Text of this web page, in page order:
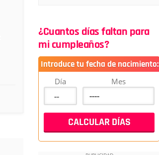
¿Cuantos días faltan para
mi cumpleaños?
Introduce tu fecha de nacimiento:
Día Mes